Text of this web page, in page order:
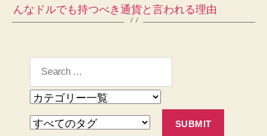
んなドルでも持つべき通貨と言われる理由